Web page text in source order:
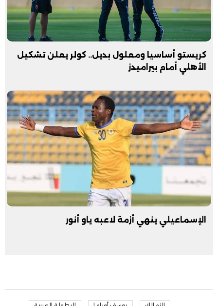
كريستو أساسيا ومعلول بديل.. كولر يعلن تشكيل
الأهلي أمام بيراميدز
الإسماعيلي ينهي أزمة لاعبه ياو أنور